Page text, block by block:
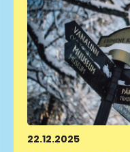
22.12.2025